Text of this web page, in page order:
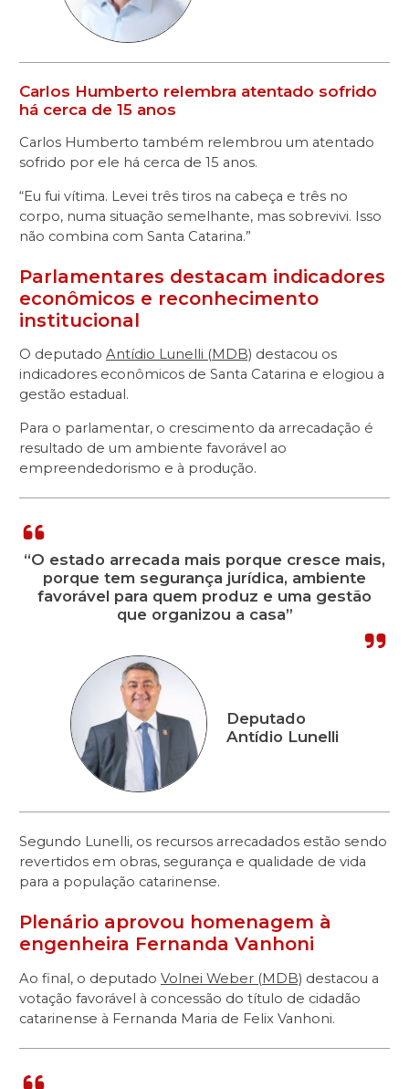
Carlos Humberto relembra atentado sofrido
há cerca de 15 anos
Carlos Humberto também relembrou um atentado
sofrido por ele há cerca de 15 anos.
“Eu fui vítima. Levei três tiros na cabeça e três no
corpo, numa situação semelhante, mas sobrevivi. Isso
não combina com Santa Catarina.”
Parlamentares destacam indicadores
econômicos e reconhecimento
institucional
O deputado Antídio Lunelli (MDB) destacou os
indicadores econômicos de Santa Catarina e elogiou a
gestão estadual.
Para o parlamentar, o crescimento da arrecadação é
resultado de um ambiente favorável ao
empreendedorismo e à produção.
“O estado arrecada mais porque cresce mais,
porque tem segurança jurídica, ambiente
favorável para quem produz e uma gestão
que organizou a casa”
Deputado
Antídio Lunelli
Segundo Lunelli, os recursos arrecadados estão sendo
revertidos em obras, segurança e qualidade de vida
para a população catarinense.
Plenário aprovou homenagem à
engenheira Fernanda Vanhoni
Ao final, o deputado Volnei Weber (MDB) destacou a
votação favorável à concessão do título de cidadão
catarinense à Fernanda Maria de Felix Vanhoni.